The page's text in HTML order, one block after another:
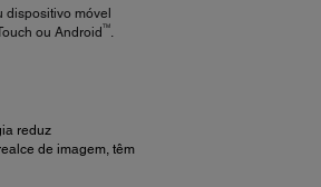
dispositivo móvel
ou Android .
reduz
de imagem, têm